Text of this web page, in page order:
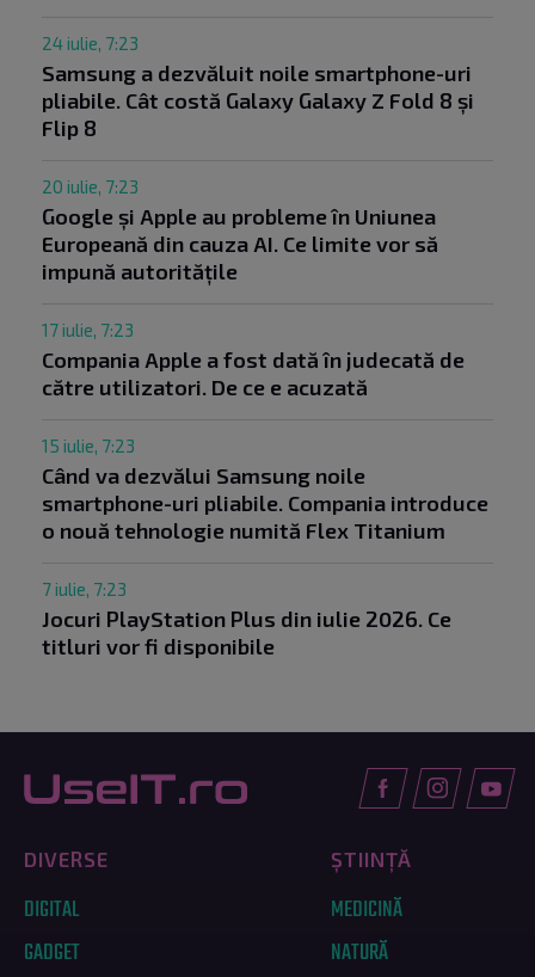
24 iulie, 7:23
Samsung a dezvăluit noile smartphone-uri
pliabile. Cât costă Galaxy Galaxy Z Fold 8 și
Flip 8
20 iulie, 7:23
Google și Apple au probleme în Uniunea
Europeană din cauza AI. Ce limite vor să
impună autoritățile
17 iulie, 7:23
Compania Apple a fost dată în judecată de
către utilizatori. De ce e acuzată
15 iulie, 7:23
Când va dezvălui Samsung noile
smartphone-uri pliabile. Compania introduce
o nouă tehnologie numită Flex Titanium
7 iulie, 7:23
Jocuri PlayStation Plus din iulie 2026. Ce
titluri vor fi disponibile
DIVERSE
DIGITAL
GADGET
ȘTIINȚĂ
MEDICINĂ
NATURĂ